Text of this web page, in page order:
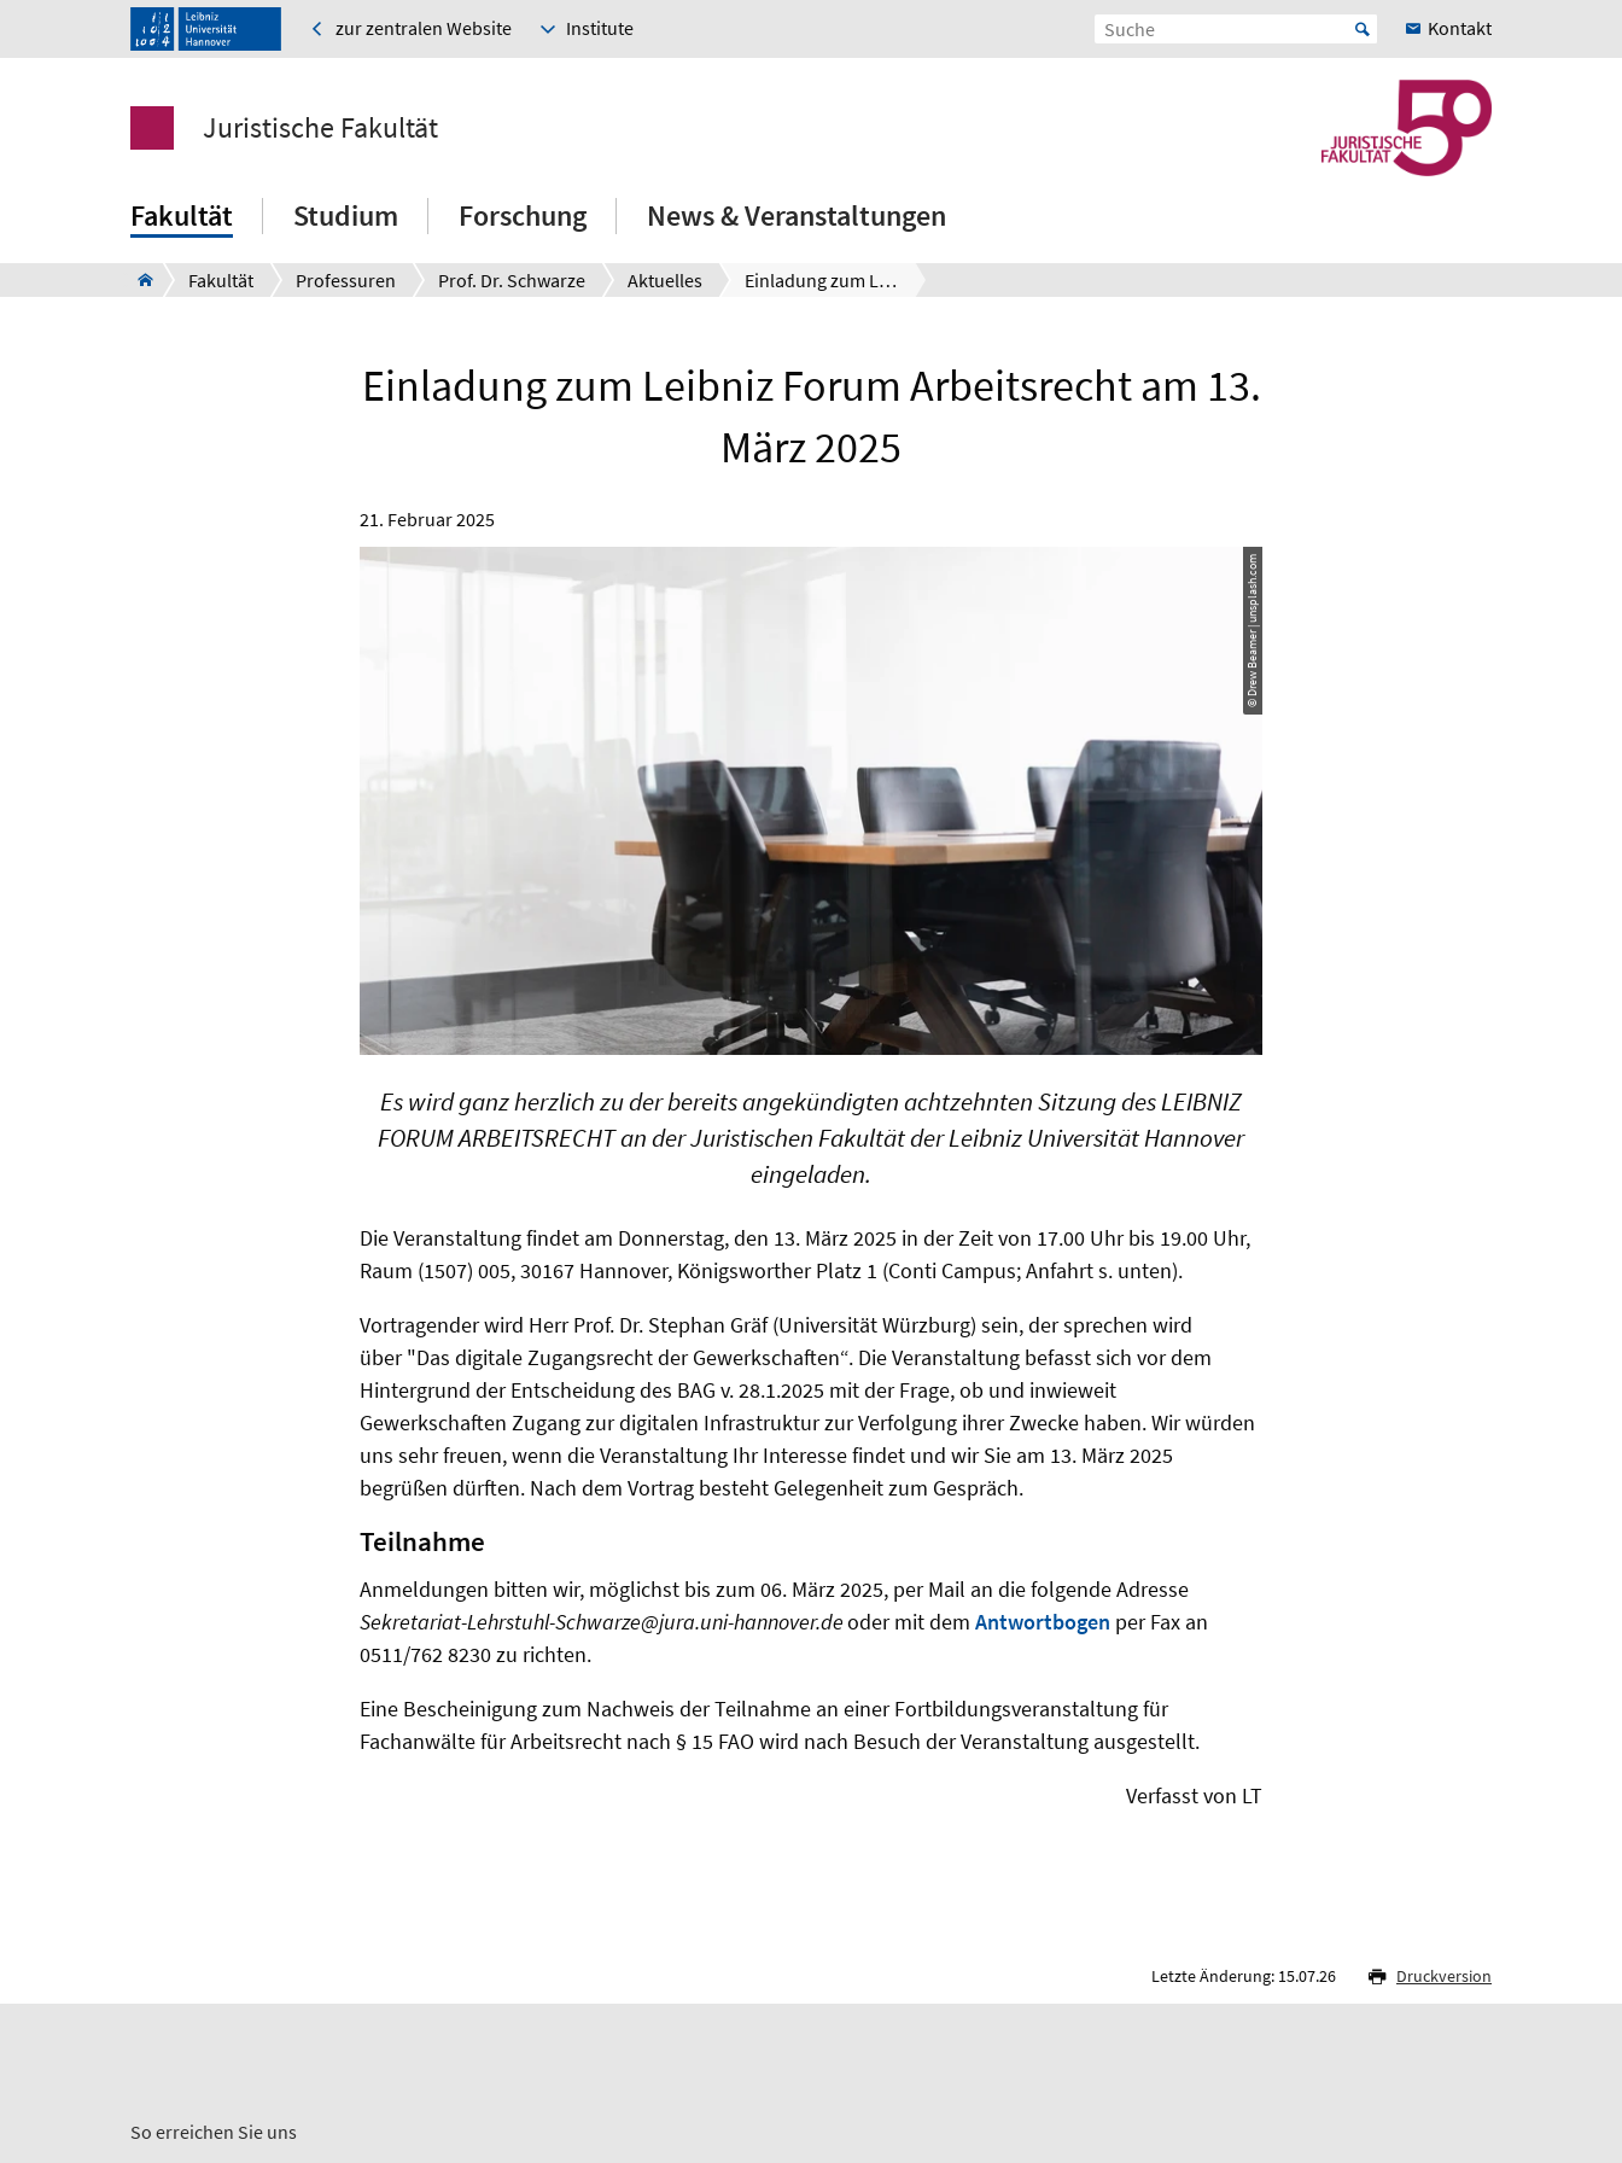
zur zentralen Website Institute Kontakt
Juristische Fakultät
Fakultät Studium Forschung News & Veranstaltungen
Fakultät Professuren Prof. Dr. Schwarze Aktuelles Einladung zum Leibniz Forum Arbeitsrecht am 13. März 2025
Einladung zum Leibniz Forum Arbeitsrecht am 13.
März 2025
21. Februar 2025
© Drew Beamer | unsplash.com
Es wird ganz herzlich zu der bereits angekündigten achtzehnten Sitzung des LEIBNIZ
FORUM ARBEITSRECHT an der Juristischen Fakultät der Leibniz Universität Hannover
eingeladen.
Die Veranstaltung findet am Donnerstag, den 13. März 2025 in der Zeit von 17.00 Uhr bis 19.00 Uhr,
Raum (1507) 005, 30167 Hannover, Königsworther Platz 1 (Conti Campus; Anfahrt s. unten).
Vortragender wird Herr Prof. Dr. Stephan Gräf (Universität Würzburg) sein, der sprechen wird
über "Das digitale Zugangsrecht der Gewerkschaften“. Die Veranstaltung befasst sich vor dem
Hintergrund der Entscheidung des BAG v. 28.1.2025 mit der Frage, ob und inwieweit
Gewerkschaften Zugang zur digitalen Infrastruktur zur Verfolgung ihrer Zwecke haben. Wir würden
uns sehr freuen, wenn die Veranstaltung Ihr Interesse findet und wir Sie am 13. März 2025
begrüßen dürften. Nach dem Vortrag besteht Gelegenheit zum Gespräch.
Teilnahme
Anmeldungen bitten wir, möglichst bis zum 06. März 2025, per Mail an die folgende Adresse
Sekretariat-Lehrstuhl-Schwarze@jura.uni-hannover.deoder mit dem Antwortbogen per Fax an
0511/762 8230 zu richten.
Eine Bescheinigung zum Nachweis der Teilnahme an einer Fortbildungsveranstaltung für
Fachanwälte für Arbeitsrecht nach § 15 FAO wird nach Besuch der Veranstaltung ausgestellt.
Verfasst von LT
Letzte Änderung: 15.07.26 Druckversion
So erreichen Sie uns